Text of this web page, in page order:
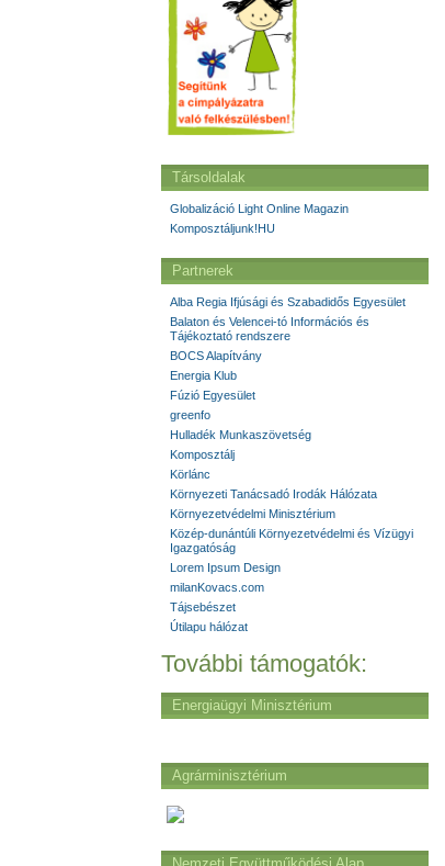
Társoldalak
Globalizáció Light Online Magazin
Komposztáljunk!HU
Partnerek
Alba Regia Ifjúsági és Szabadidős Egyesület
Balaton és Velencei-tó Információs és
Tájékoztató rendszere
BOCS Alapítvány
Energia Klub
Fúzió Egyesület
greenfo
Hulladék Munkaszövetség
Komposztálj
Körlánc
Környezeti Tanácsadó Irodák Hálózata
Környezetvédelmi Minisztérium
Közép-dunántúli Környezetvédelmi és Vízügyi
Igazgatóság
Lorem Ipsum Design
milanKovacs.com
Tájsebészet
Útilapu hálózat
További támogatók:
Energiaügyi Minisztérium
Agrárminisztérium